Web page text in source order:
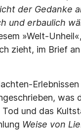
der Gedanke
und erbaulich
»Welt-
zieht, im Brief
Erlebnissen
was
und das
Weise von